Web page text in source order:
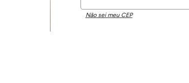
Não sei meu CEP